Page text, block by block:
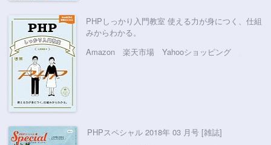
PHPしっかり入門教室 使える力が身につく、仕組
みからわかる。
Amazon
楽天市場 Yahooショッピング
PHPスペシャル 2018年 03 月号 [雑誌]